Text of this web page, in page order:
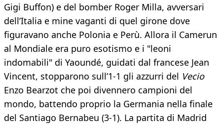
Gigi Buffon) e del bomber Roger Milla, avversari
dell’Italia e mine vaganti di quel girone dove
figuravano anche Polonia e Perù. Allora il Camerun
al Mondiale era puro esotismo e i "leoni
indomabili" di Yaoundé, guidati dal francese Jean
Vincent, stopparono sull’1-1 gli azzurri del Vecio
Enzo Bearzot che poi divennero campioni del
mondo, battendo proprio la Germania nella finale
del Santiago Bernabeu (3-1). La partita di Madrid